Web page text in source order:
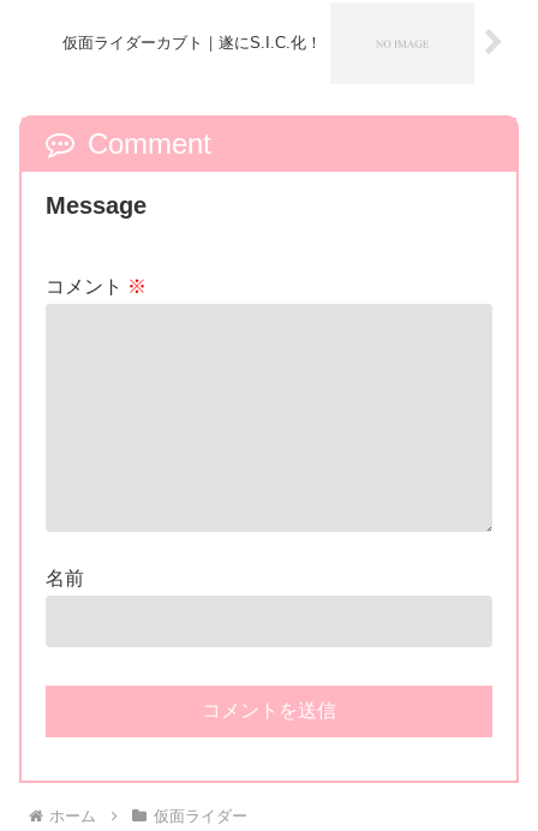
仮面ライダーカブト｜遂にS.I.C.化！
Comment
Message
コメント ※
名前
ホーム 仮面ライダー